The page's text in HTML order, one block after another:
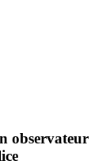
observateur